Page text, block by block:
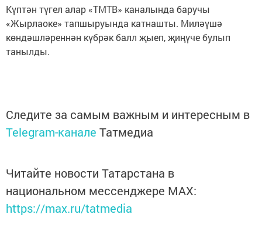
Күптән түгел алар «ТМТВ» каналында баручы
«Жырлаоке» тапшыруында катнашты. Миләүшә
көндәшләреннән күбрәк балл җыеп, җиңүче булып
танылды.
Следите за самым важным и интересным в
Telegram-канале Татмедиа
Читайте новости Татарстана в
национальном мессенджере MАХ:
https://max.ru/tatmedia